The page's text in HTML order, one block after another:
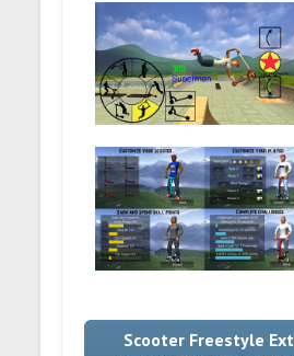
Scooter Freestyle